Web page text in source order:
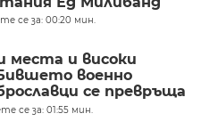
се за: 00:20 мин.
места и високи
военно
се превръща
център
се за: 01:55 мин.